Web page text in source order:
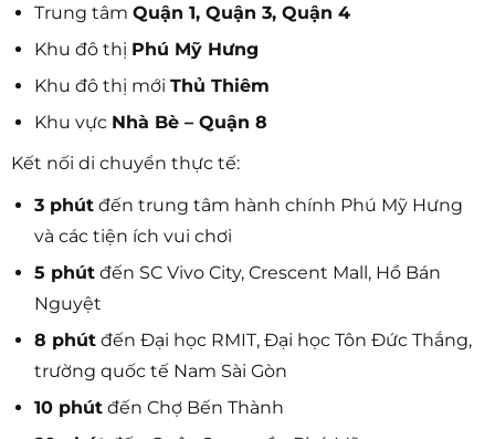
Trung tâm Quận 1, Quận 3, Quận 4
Khu đô thị Phú Mỹ Hưng
Khu đô thị mới Thủ Thiêm
Khu vực Nhà Bè – Quận 8
Kết nối di chuyển thực tế:
3 phútđến trung tâm hành chính Phú Mỹ Hưng
và các tiện ích vui chơi
5 phútđến SC Vivo City, Crescent Mall, Hồ Bán
Nguyệt
8 phútđến Đại học RMIT, Đại học Tôn Đức Thắng,
trường quốc tế Nam Sài Gòn
10 phútđến Chợ Bến Thành